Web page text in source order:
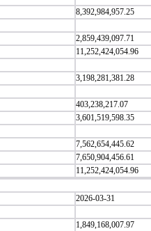
8,392,984,957.25
2,859,439,097.71
11,252,424,054.96
3,198,281,381.28
403,238,217.07
3,601,519,598.35
7,562,654,445.62
7,650,904,456.61
11,252,424,054.96
2026-03-31
1,849,168,007.97